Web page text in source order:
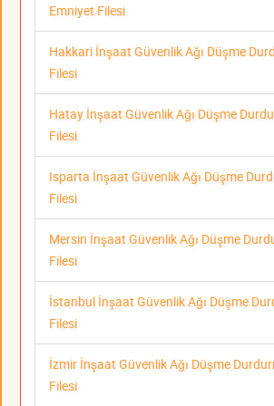
Emniyet Filesi
Hakkari İnşaat Güvenlik Ağı Düşme
Filesi
Hatay İnşaat Güvenlik Ağı Düşme
Filesi
Isparta İnşaat Güvenlik Ağı Düşme
Filesi
Mersin İnşaat Güvenlik Ağı Düşme
Filesi
İstanbul İnşaat Güvenlik Ağı Düşme
Filesi
İzmir İnşaat Güvenlik Ağı Düşme
Filesi